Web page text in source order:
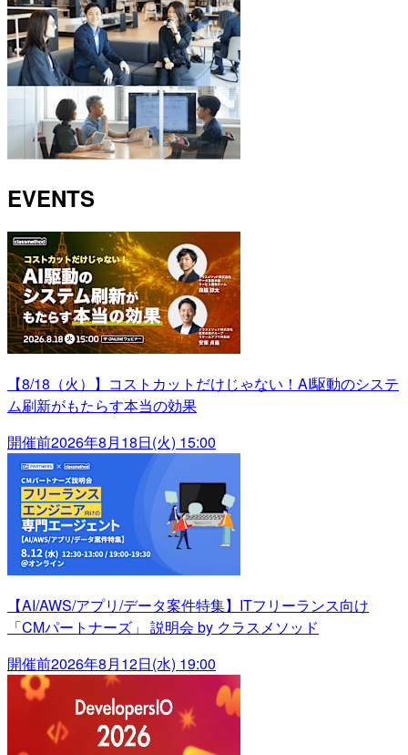
EVENTS
【8/18（火）】コストカットだけじゃない！AI駆動のシステ
ム刷新がもたらす本当の効果
開催前2026年8月18日(火) 15:00
【AI/AWS/アプリ/データ案件特集】ITフリーランス向け
「CMパートナーズ」 説明会 by クラスメソッド
開催前2026年8月12日(水) 19:00